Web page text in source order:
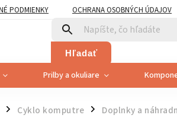
PODMIENKY OCHRANA OSOBNÝCH ÚDAJOV
UPLATNENÍ PRÁVA SPOTREBITEĽA NA ODSTÚPENIE
Hľadať
Prilby a okuliare
/ Cyklo komputre / Doplnky a